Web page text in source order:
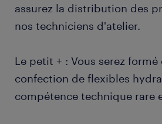
assurez la distribution des
nos techniciens d'atelier.
Le petit + : Vous serez formé
confection de flexibles
compétence technique rare